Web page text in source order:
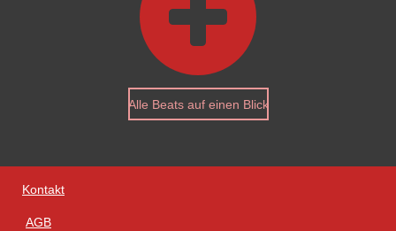
Alle Beats auf einen Blick
Kontakt
AGB